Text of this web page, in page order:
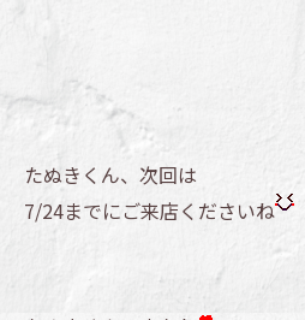
たぬきくん、次回は
7/24までにご来店くださいね